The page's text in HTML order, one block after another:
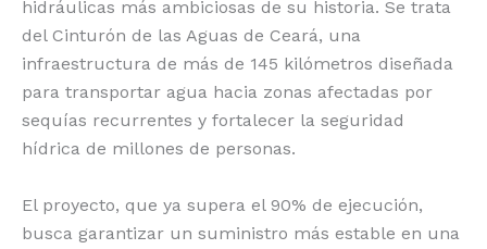
hidráulicas más ambiciosas de su historia. Se trata
del Cinturón de las Aguas de Ceará, una
infraestructura de más de 145 kilómetros diseñada
para transportar agua hacia zonas afectadas por
sequías recurrentes y fortalecer la seguridad
hídrica de millones de personas.
El proyecto, que ya supera el 90% de ejecución,
busca garantizar un suministro más estable en una